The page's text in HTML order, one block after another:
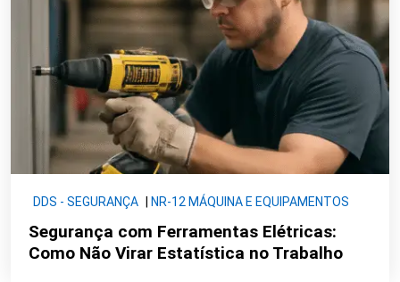
DDS - SEGURANÇA NR-12 MÁQUINA E EQUIPAMENTOS
Segurança com Ferramentas Elétricas:
Como Não Virar Estatística no Trabalho